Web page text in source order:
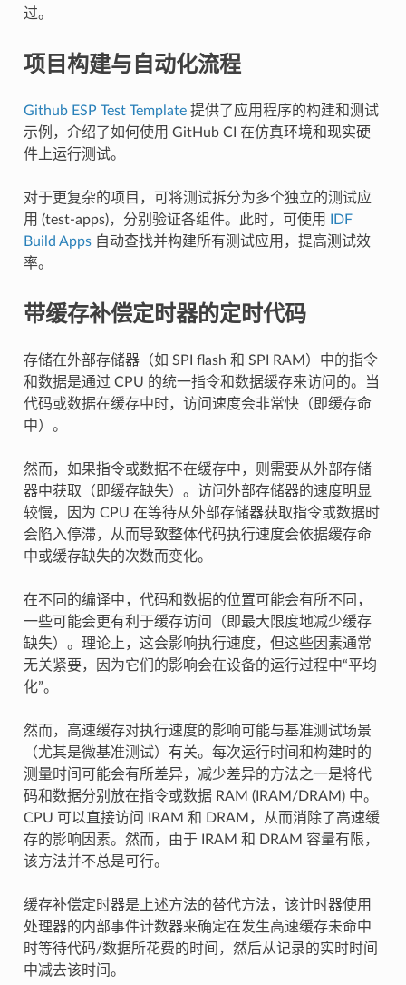
过。
项目构建与自动化流程
Github ESP Test Template提供了应用程序的构建和测试
示例，介绍了如何使用 GitHub CI 在仿真环境和现实硬
件上运行测试。
对于更复杂的项目，可将测试拆分为多个独立的测试应
用 (test-apps)，分别验证各组件。此时，可使用
IDF
Build Apps自动查找并构建所有测试应用，提高测试效
率。
带缓存补偿定时器的定时代码
存储在外部存储器（如 SPI flash 和 SPI RAM）中的指令
和数据是通过 CPU 的统一指令和数据缓存来访问的。当
代码或数据在缓存中时，访问速度会非常快（即缓存命
中）。
然而，如果指令或数据不在缓存中，则需要从外部存储
器中获取（即缓存缺失）。访问外部存储器的速度明显
较慢，因为 CPU 在等待从外部存储器获取指令或数据时
会陷入停滞，从而导致整体代码执行速度会依据缓存命
中或缓存缺失的次数而变化。
在不同的编译中，代码和数据的位置可能会有所不同，
一些可能会更有利于缓存访问（即最大限度地减少缓存
缺失）。理论上，这会影响执行速度，但这些因素通常
无关紧要，因为它们的影响会在设备的运行过程中“平均
化”。
然而，高速缓存对执行速度的影响可能与基准测试场景
（尤其是微基准测试）有关。每次运行时间和构建时的
测量时间可能会有所差异，减少差异的方法之一是将代
码和数据分别放在指令或数据 RAM (IRAM/DRAM) 中。
CPU 可以直接访问 IRAM 和 DRAM，从而消除了高速缓
存的影响因素。然而，由于 IRAM 和 DRAM 容量有限，
该方法并不总是可行。
缓存补偿定时器是上述方法的替代方法，该计时器使用
处理器的内部事件计数器来确定在发生高速缓存未命中
时等待代码/数据所花费的时间，然后从记录的实时时间
中减去该时间。